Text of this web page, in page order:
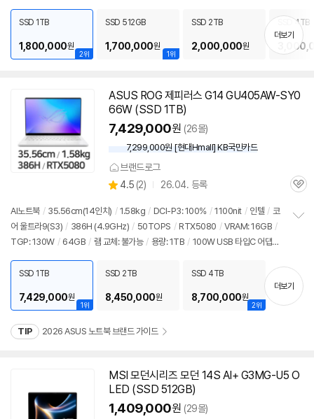
치
기
2위
SSD 1TB
1,800,000원
1위
SSD 512GB
1,700,000원
SSD 2TB
2,000,000원
SSD 4TB
더보기
ASUS ROG 제피러스 G14 GU405AW-SY0
66W (SSD 1TB)
7,429,000원 (26몰)
7,299,000원 [현대Hmall] KB국민카드
브랜드로그
별
점
4.5 (상
리
뷰
2) 26.04. 등록
관
AI노트북 / 35.56cm(14인치) / 1.58kg / DCI-P3: 100% / 1100nit / 인텔 / 코
어 울트라9(S3) / 386H (4.9GHz) / 50TOPS / RTX5080 / VRAM:16GB /
TGP: 130W / 64GB / 램 교체: 불가능 / 용량: 1TB / 100W USB 타입C 어댑터
기
1위
SSD 1TB
7,429,000원
SSD 2TB
8,450,000원
2위
SSD 4TB
8,700,000원
더보기
TIP 2026 ASUS 노트북 브랜드 가이드
MSI 모던시리즈 모던 14S AI+ G3MG-U5 O
LED (SSD 512GB)
1,409,000원 (29몰)